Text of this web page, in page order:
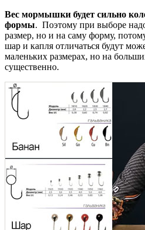
Вес мормышки будет сильно
формы. Поэтому при выборе
размер, но и на саму форму,
шар и капля отличаться будут
маленьких размерах, но на
существенно.